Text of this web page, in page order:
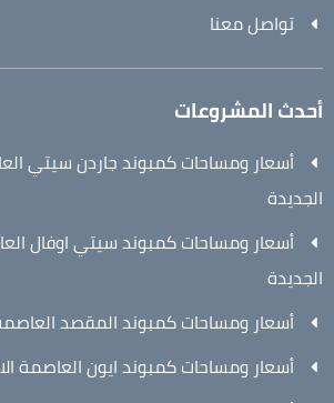
تواصل معنا
أحدث المشروعات
أسعار ومساحات كمبوند جاردن سيتي
الجديدة
أسعار ومساحات كمبوند سيتي اوفال
الجديدة
أسعار ومساحات كمبوند المقصد العاصمة
أسعار ومساحات كمبوند ايون العاصمة